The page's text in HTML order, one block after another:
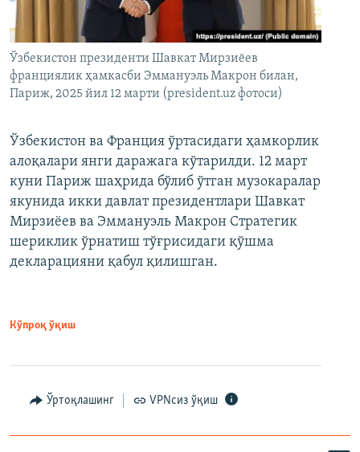
Ўзбекистон президенти Шавкат Мирзиёев
франциялик ҳамкасби Эммануэль Макрон билан,
Париж, 2025 йил 12 марти (president.uz фотоси)
Ўзбекистон ва Франция ўртасидаги ҳамкорлик
алоқалари янги даражага кўтарилди. 12 март
куни Париж шаҳрида бўлиб ўтган музокаралар
якунида икки давлат президентлари Шавкат
Мирзиёев ва Эммануэль Макрон Стратегик
шериклик ўрнатиш тўғрисидаги қўшма
декларацияни қабул қилишган.
Кўпроқ ўқиш
Ўртоқлашинг VPNсиз ўқиш